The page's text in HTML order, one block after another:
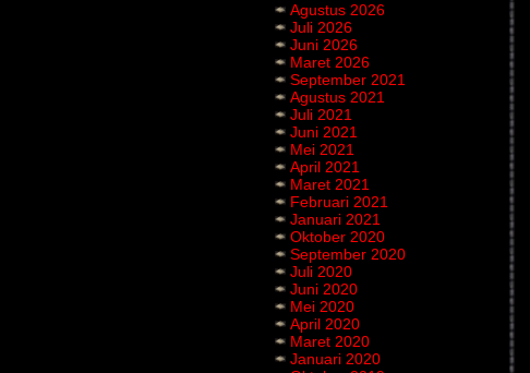
Agustus 2026
Juli 2026
Juni 2026
Maret 2026
September 2021
Agustus 2021
Juli 2021
Juni 2021
Mei 2021
April 2021
Maret 2021
Februari 2021
Januari 2021
Oktober 2020
September 2020
Juli 2020
Juni 2020
Mei 2020
April 2020
Maret 2020
Januari 2020